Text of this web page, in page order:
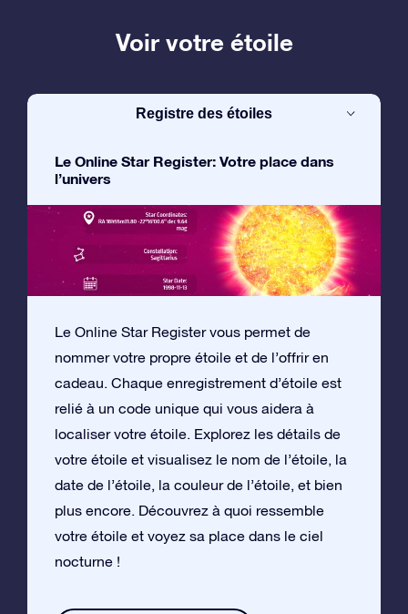
Voir votre étoile
Registre des étoiles
Le Online Star Register: Votre place dans
l’univers
Le Online Star Register vous permet de
nommer votre propre étoile et de l’offrir en
cadeau. Chaque enregistrement d’étoile est
relié à un code unique qui vous aidera à
localiser votre étoile. Explorez les détails de
votre étoile et visualisez le nom de l’étoile, la
date de l’étoile, la couleur de l’étoile, et bien
plus encore. Découvrez à quoi ressemble
votre étoile et voyez sa place dans le ciel
nocturne !